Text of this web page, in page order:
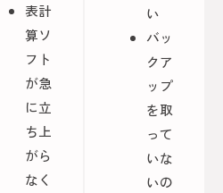
表計
算ソ
フト
が急
に立
ち上
がら
なく
い
バッ
クア
ップ
を取
って
いな
いの